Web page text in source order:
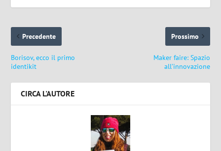
Precedente
Borisov, ecco il primo
identikit
Prossimo
Maker faire: Spazio
all’innovazione
CIRCA L'AUTORE